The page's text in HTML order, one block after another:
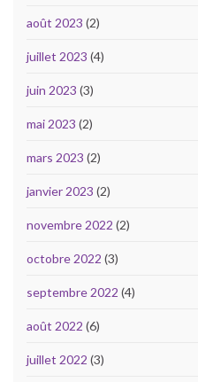
août 2023 (2)
juillet 2023 (4)
juin 2023 (3)
mai 2023 (2)
mars 2023 (2)
janvier 2023 (2)
novembre 2022 (2)
octobre 2022 (3)
septembre 2022 (4)
août 2022 (6)
juillet 2022 (3)